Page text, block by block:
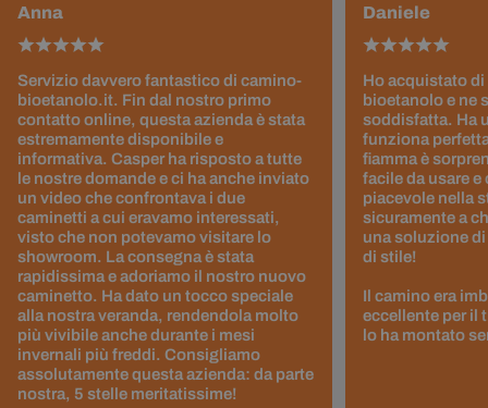
Anna
Servizio davvero fantastico di camino-
bioetanolo.it. Fin dal nostro primo
contatto online, questa azienda è stata
estremamente disponibile e
informativa. Casper ha risposto a tutte
le nostre domande e ci ha anche inviato
un video che confrontava i due
caminetti a cui eravamo interessati,
visto che non potevamo visitare lo
showroom. La consegna è stata
rapidissima e adoriamo il nostro nuovo
caminetto. Ha dato un tocco speciale
alla nostra veranda, rendendola molto
più vivibile anche durante i mesi
invernali più freddi. Consigliamo
assolutamente questa azienda: da parte
nostra, 5 stelle meritatissime!
Daniele
Ho acquistato di
bioetanolo e ne
soddisfatta. Ha
funziona
fiamma è
facile da usare e
piacevole nella
sicuramente a
una soluzione
di stile!
Il camino era
eccellente per il
lo ha montato